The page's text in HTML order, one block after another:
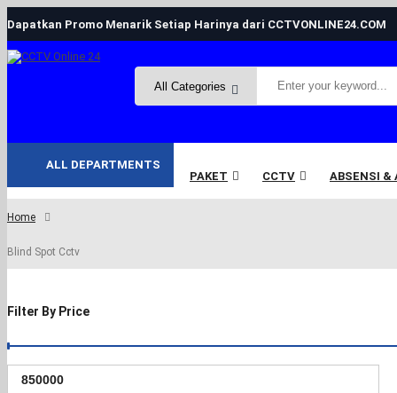
Dapatkan Promo Menarik Setiap Harinya dari CCTVONLINE24.COM
ALL DEPARTMENTS
PAKET
CCTV ABSENSI &
Home
Blind Spot Cctv
Filter By Price